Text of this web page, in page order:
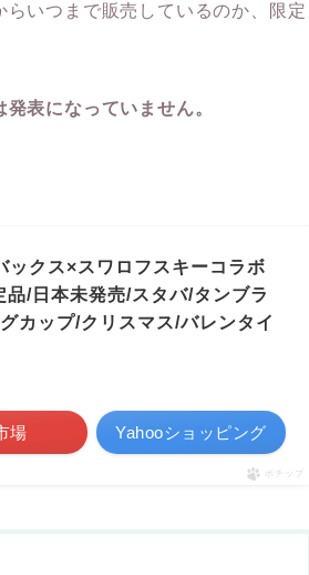
いつまで販売しているのか、限定
表になっていません。
クス×スワロフスキーコラボ
/日本未発売/スタバ/タンブラ
カップ/クリスマス/バレンタイ
場 Yahooショッピング
ポチップ